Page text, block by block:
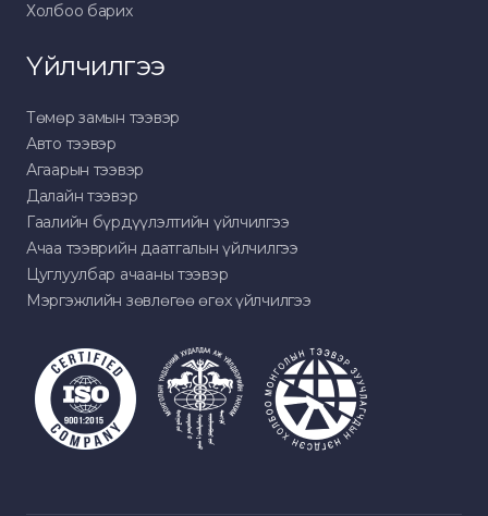
Холбоо барих
Үйлчилгээ
Төмөр замын тээвэр
Авто тээвэр
Агаарын тээвэр
Далайн тээвэр
Гаалийн бүрдүүлэлтийн үйлчилгээ
Ачаа тээврийн даатгалын үйлчилгээ
Цуглуулбар ачааны тээвэр
Мэргэжлийн зөвлөгөө өгөх үйлчилгээ